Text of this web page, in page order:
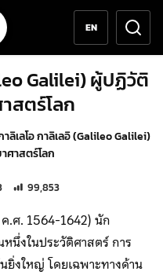
EN
Galilei) ผู้ปฏิวัติ
สตร์โลก
าลิเลโอ กาลิเลอิ (Galileo Galilei)
ศาสตร์โลก
แก้ไขล่าสุดเมื่อ:
จำนวนการเข้าชม 99,853 ครั้ง
99,853
.ศ. 1564-1642) นัก
นึ่งในประวัติศาสตร์ การ
งใหญ่ โดยเฉพาะทางด้าน